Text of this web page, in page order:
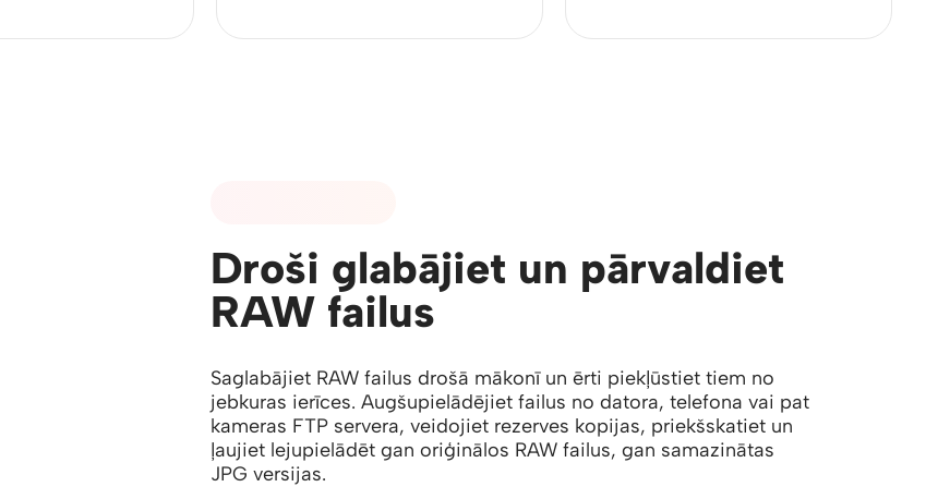
Droši glabājiet un pārvaldiet
RAW failus
Saglabājiet RAW failus drošā mākonī un ērti piekļūstiet tiem no
jebkuras ierīces. Augšupielādējiet failus no datora, telefona vai pat
kameras FTP servera, veidojiet rezerves kopijas, priekšskatiet un
ļaujiet lejupielādēt gan oriģinālos RAW failus, gan samazinātas
JPG versijas.